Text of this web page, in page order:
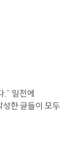
일전에
성한 글들이 모두